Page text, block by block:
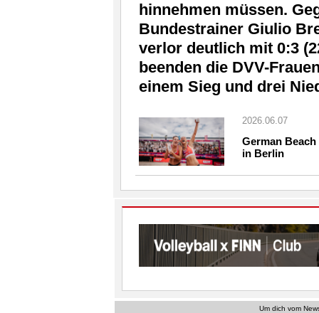
hinnehmen müssen.
Bundestrainer Giulio
verlor deutlich mit 0:3
beenden die DVV-
einem Sieg und drei
2026.06.07
German
in Berlin
Um dich vom